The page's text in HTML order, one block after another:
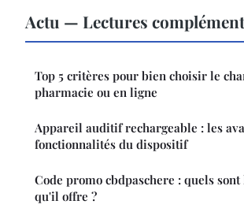
Actu — Lectures
Top 5 critères pour bien choisir le
pharmacie ou en ligne
Appareil auditif rechargeable : les
fonctionnalités du dispositif
Code promo cbdpaschere : quels sont
qu'il offre ?